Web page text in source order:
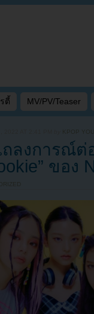
ตี้ MV/PV/Teaser
KPOP
ลงการณ์ต่
ของ